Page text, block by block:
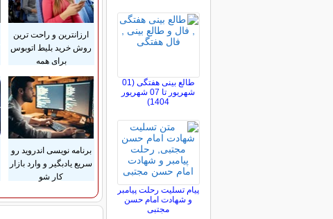
ارزانترین و راحت ترین
روش خرید بلیط اتوبوس
برای همه
برنامه نویسی اندروید رو
سریع یادبگیر و وارد بازار
کار شو
طالع بینی هفتگی (01
شهریور تا 07 شهریور
1404)
پیام تسلیت رحلت پیامبر
و شهادت امام حسن
مجتبی